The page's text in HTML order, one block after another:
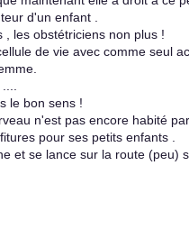
d'un enfant .
, les obstétriciens non plus !
de vie avec comme seul
le bon sens !
n'est pas encore habité
pour ses petits enfants .
et se lance sur la route (peu)